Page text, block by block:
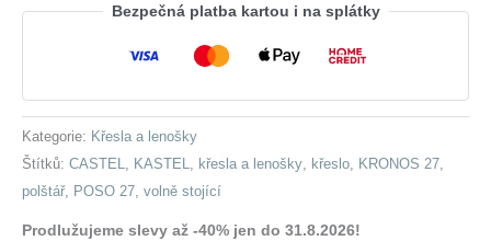
množství
Bezpečná platba kartou i na splátky
Kategorie: Křesla a lenošky
Štítků: CASTEL, KASTEL, křesla a lenošky, křeslo, KRONOS 27,
polštář, POSO 27, volně stojící
Prodlužujeme slevy až -40% jen do 31.8.2026!